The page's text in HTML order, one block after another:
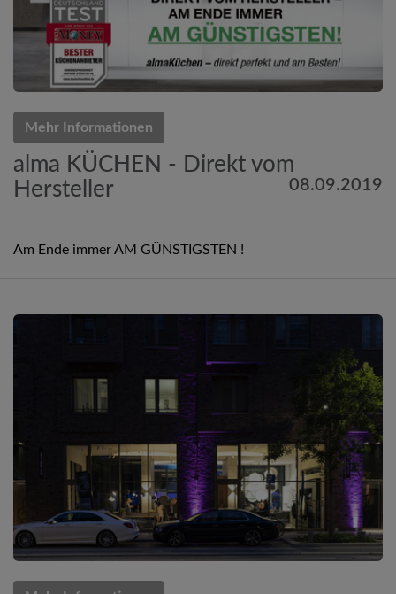
Mehr Informationen
alma KÜCHEN - Direkt vom
Hersteller
08.09.2019
Am Ende immer AM GÜNSTIGSTEN !